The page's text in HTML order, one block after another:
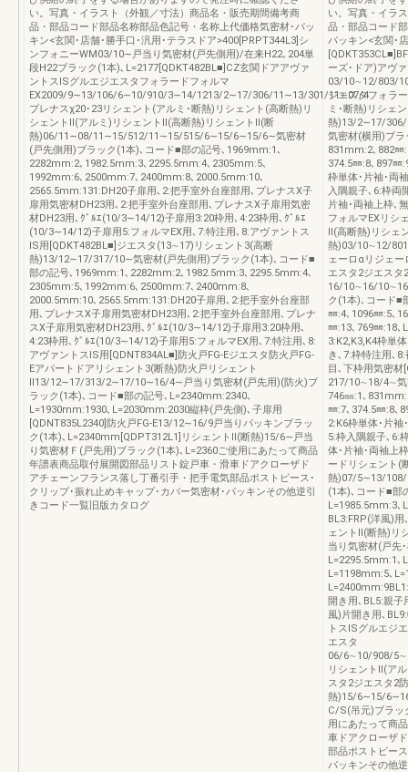
い。写真・イラスト（外観／寸法）商品名・販売期間備考商
品・部品コード部品名称部品色記号・名称上代価格気密材･パッ
キン<玄関･店舗･勝手口･汎用･テラスドア>400[PRPT344L3]シ
ンフォニーWM03/10∼戸当り気密材(戸先側用)/在来H22､204単
段H22ブラック(1本)､L=2177[QDKT482BL■]CZ玄関ドアアヴァ
ントスISグルエジエスタフォラードフォルマ
EX2009/9∼13/106/6∼10/910/3∼14/1213/2∼17/306/11∼13/301/11∼07/4
プレナスχ20･23リシェント(アルミ･断熱)リシェント(高断熱)リ
シェントⅡ(アルミ)リシェントⅡ(高断熱)リシェントⅡ(断
熱)06/11∼08/11∼15/512/11∼15/515/6∼15/6∼15/6∼気密材
(戸先側用)ブラック(1本)､コード■部の記号､1969mm:1､
2282mm:2､1982.5mm:3､2295.5mm:4､2305mm:5､
1992mm:6､2500mm:7､2400mm:8､2000.5mm:10､
2565.5mm:131:DH20子扉用､2:把手室外台座部用､プレナスX子
扉用気密材DH23用､2:把手室外台座部用､プレナスX子扉用気密
材DH23用､ｸﾞﾙｴ(10/3∼14/12)子扉用3:20枠用､4:23枠用､ｸﾞﾙｴ
(10/3∼14/12)子扉用5:フォルマEX用､7:特注用､8:アヴァントス
IS用[QDKT482BL■]ジエスタ(13∼17)リシェント3(高断
熱)13/12∼17/317/10∼気密材(戸先側用)ブラック(1本)､コード■
部の記号､1969mm:1､2282mm:2､1982.5mm:3､2295.5mm:4､
2305mm:5､1992mm:6､2500mm:7､2400mm:8､
2000.5mm:10､2565.5mm:131:DH20子扉用､2:把手室外台座部
用､プレナスX子扉用気密材DH23用､2:把手室外台座部用､プレナ
スX子扉用気密材DH23用､ｸﾞﾙｴ(10/3∼14/12)子扉用3:20枠用､
4:23枠用､ｸﾞﾙｴ(10/3∼14/12)子扉用5:フォルマEX用､7:特注用､8:
アヴァントスIS用[QDNT834AL■]防火戸FG-Eジエスタ防火戸FG-
Eアパートドアリシェント3(断熱)防火戸リシェント
Ⅱ13/12∼17/313/2∼17/10∼16/4∼戸当り気密材(戸先用)(防火)ブ
ラック(1本)､コード■部の記号､L=2340mm:2340､
L=1930mm:1930､L=2030mm:2030縦枠(戸先側)､子扉用
[QDNT835L2340]防火戸FG-E13/12∼16/9戸当りパッキンブラッ
ク(1本)､L=2340mm[QDPT312L1]リシェントⅡ(断熱)15/6∼戸当
り気密材Ｆ(戸先用)ブラック(1本)､L=2360ご使用にあたって商品
年譜表商品取付展開図部品リスト錠戸車・滑車ドアクローザド
アチェーンフランス落し丁番引手・把手電気部品ポストピース･
クリップ･振れ止めキャップ･カバー気密材･パッキンその他逆引
きコード一覧旧版カタログ
い。写真・イラ
品・部品コード
パッキン<玄関･
ーズ･ドア)アヴ
03/10∼12/803/
ジエスタフォラ
ミ･断熱)リシェ
熱)13/2∼17/
気密材(横用)ブ
831mm:2､882㎜
374.5㎜:8､897㎜
枠単体･片袖･両
入隅親子､6:枠両
片袖･両袖上枠､
フォルマEXリシ
Ⅱ(高断熱)リシェ
熱)03/10∼12/
ェーロαリジェ
エスタ2ジエスタ
16/10∼16/
ク(1本)､コード■
㎜:4､1096㎜:5､
㎜:13､769㎜:18､
3:K2,K3,K4枠単
き､7:枠特注用､
目､下枠用気密材
217/10∼18/4∼気
746㎜:1､
㎜:7､374.5㎜:8､
2:K6枠単体･片袖
5:枠入隅親子､6:
体･片袖･両袖上
ードリシェント(
熱)07/5∼13/108/
(1本)､コード■部
L=1985.5mm:3､
BL3:FRP(洋風)
ェントⅡ(断熱)
当り気密材(戸先
L=2295.5mm:1､
L=1198mm:5､
開き用､BL5:親子
風)片開き用､
トスISグルエジ
エスタ
06/6∼10/908/
リシェントⅡ(ア
スタ2ジエスタ2
熱)15/6∼15/
C/S(吊元)ブラッ
用にあたって商
車ドアクローザ
部品ポストピー
パッキンその他